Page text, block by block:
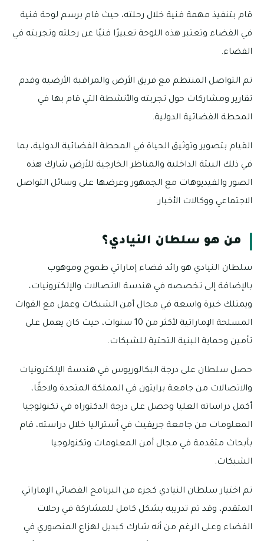
قام بتنفيذ مهمة فنية خلال رحلته، حيث قام برسم لوحة فنية
في الفضاء وتعتبر هذه اللوحة تعبيرًا فنيًا عن رحلته وتجربته في
الفضاء.
تم التواصل المنتظم مع فريق الأرض والمراقبة الأرضية وقدم
تقارير ومشاركات حول تجربته والأنشطة التي قام بها في
المحطة الفضائية الدولية.
القيام بتصوير وتوثيق الحياة في المحطة الفضائية الدولية، بما
في ذلك البيئة الداخلية والمناظر الخارجية للأرض شارك هذه
الصور والفيديوهات مع الجمهور وعرضها على وسائل التواصل
الاجتماعي ووكالات الأخبار.
من هو سلطان النيادي؟
سلطان النيادي هو رائد فضاء إماراتي طموح وموهوب
بالإضافة إلى تخصصه في هندسة الاتصالات والإلكترونيات،
ويمتلك خبرة واسعة في مجال أمن الشبكات وعمل مع القوات
المسلحة الإماراتية لأكثر من 10 سنوات، حيث كان يعمل على
تأمين وحماية البنية التحتية للشبكات.
حصل سلطان على درجة البكالوريوس في هندسة الإلكترونيات
والاتصالات من جامعة برايتون في المملكة المتحدة ولاحقًا،
أكمل دراساته العليا وحصل على درجة الدكتوراه في تكنولوجيا
المعلومات من جامعة جريفيث في أستراليا خلال دراسته، قام
بأبحاث متقدمة في مجال أمن المعلومات وتكنولوجيا
الشبكات.
تم اختيار سلطان النيادي كجزء من البرنامج الفضائي الإماراتي
المتقدم، وقد تم تدريبه بشكل كامل للمشاركة في رحلات
الفضاء وعلى الرغم من أنه شارك كبديل لهزاع المنصوري في